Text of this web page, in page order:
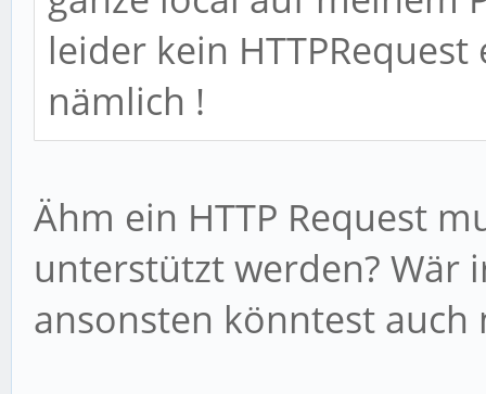
leider kein
nämlich !
Ähm ein HTTP Request
unterstützt werden? Wär
ansonsten könntest